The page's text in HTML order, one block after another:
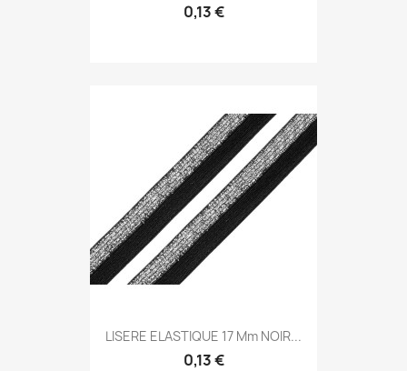
0,13 €
LISERE ELASTIQUE 17 Mm NOIR...
0,13 €